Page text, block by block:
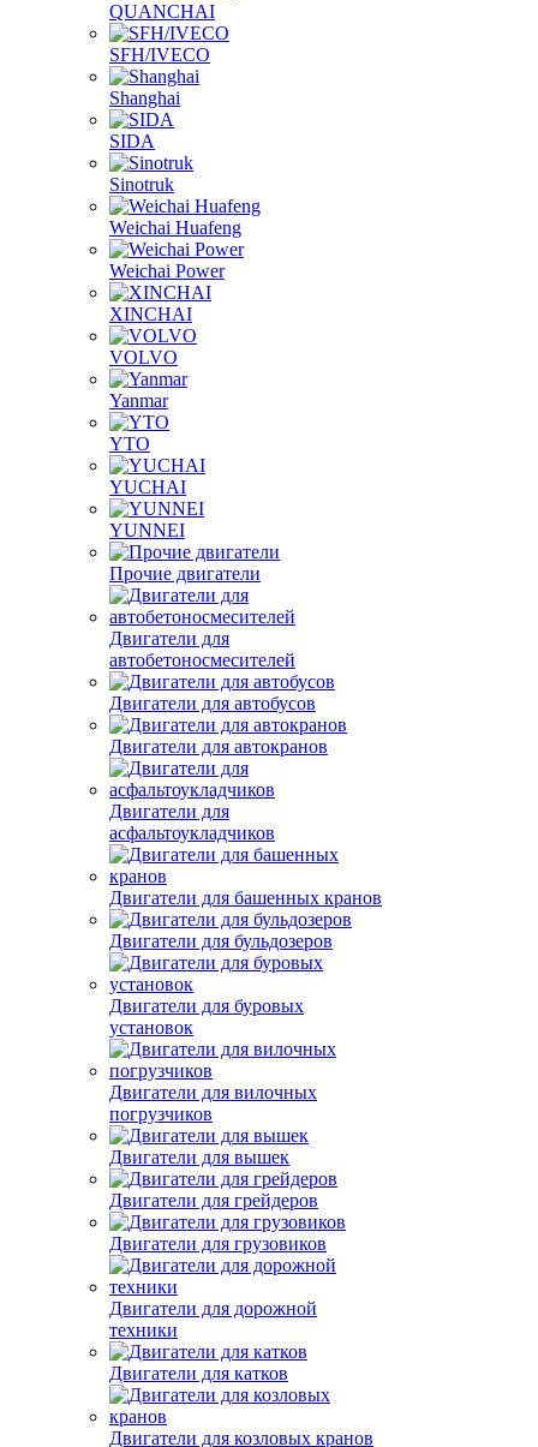
QUANCHAI
SFH/IVECO
Shanghai
SIDA
Sinotruk
Weichai Huafeng
Weichai Power
XINCHAI
VOLVO
Yanmar
YTO
YUCHAI
YUNNEI
Прочие двигатели
Двигатели для
автобетоносмесителей
Двигатели для автобусов
Двигатели для автокранов
Двигатели для
асфальтоукладчиков
Двигатели для башенных кранов
Двигатели для бульдозеров
Двигатели для буровых
установок
Двигатели для вилочных
погрузчиков
Двигатели для вышек
Двигатели для грейдеров
Двигатели для грузовиков
Двигатели для дорожной
техники
Двигатели для катков
Двигатели для козловых кранов